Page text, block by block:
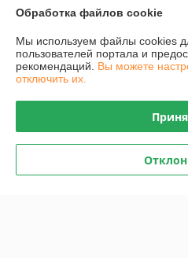
О нас
Обработка файлов cookie
Мы используем файлы cookies
пользователей портала и
рекомендаций. Вы можете
отключить их.